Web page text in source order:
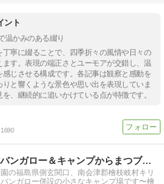
ント
温かみのある綴り
寧に綴ることで、四季折々の風情や日々の
す。表現の端正さとユーモアが交錯し、温
じさせる構成です。各記事は観察と感動を
と響くような景色や思い出を表現していま
、継続的に追いかけている点が特徴です。
1690
檜枝岐村バンガロー＆キャンプからまつブログ
の福島県側玄関口、南会津郡檜枝岐村キリ
ンガロー併設の小さなキャンプ場です〜檜